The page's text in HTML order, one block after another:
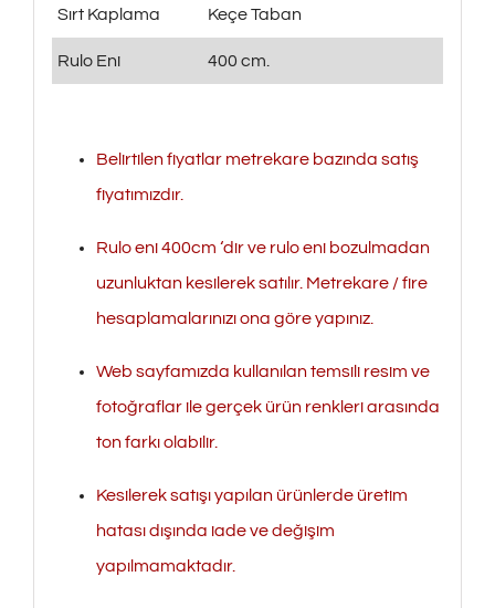
Sırt Kaplama Keçe Taban
Rulo Eni 400 cm.
Belirtilen fiyatlar metrekare bazında satış
fiyatımızdır.
Rulo eni 400cm ‘dir ve rulo eni bozulmadan
uzunluktan kesilerek satılır. Metrekare / fire
hesaplamalarınızı ona göre yapınız.
Web sayfamızda kullanılan temsili resim ve
fotoğraflar ile gerçek ürün renkleri arasında
ton farkı olabilir.
Kesilerek satışı yapılan ürünlerde üretim
hatası dışında iade ve değişim
yapılmamaktadır.